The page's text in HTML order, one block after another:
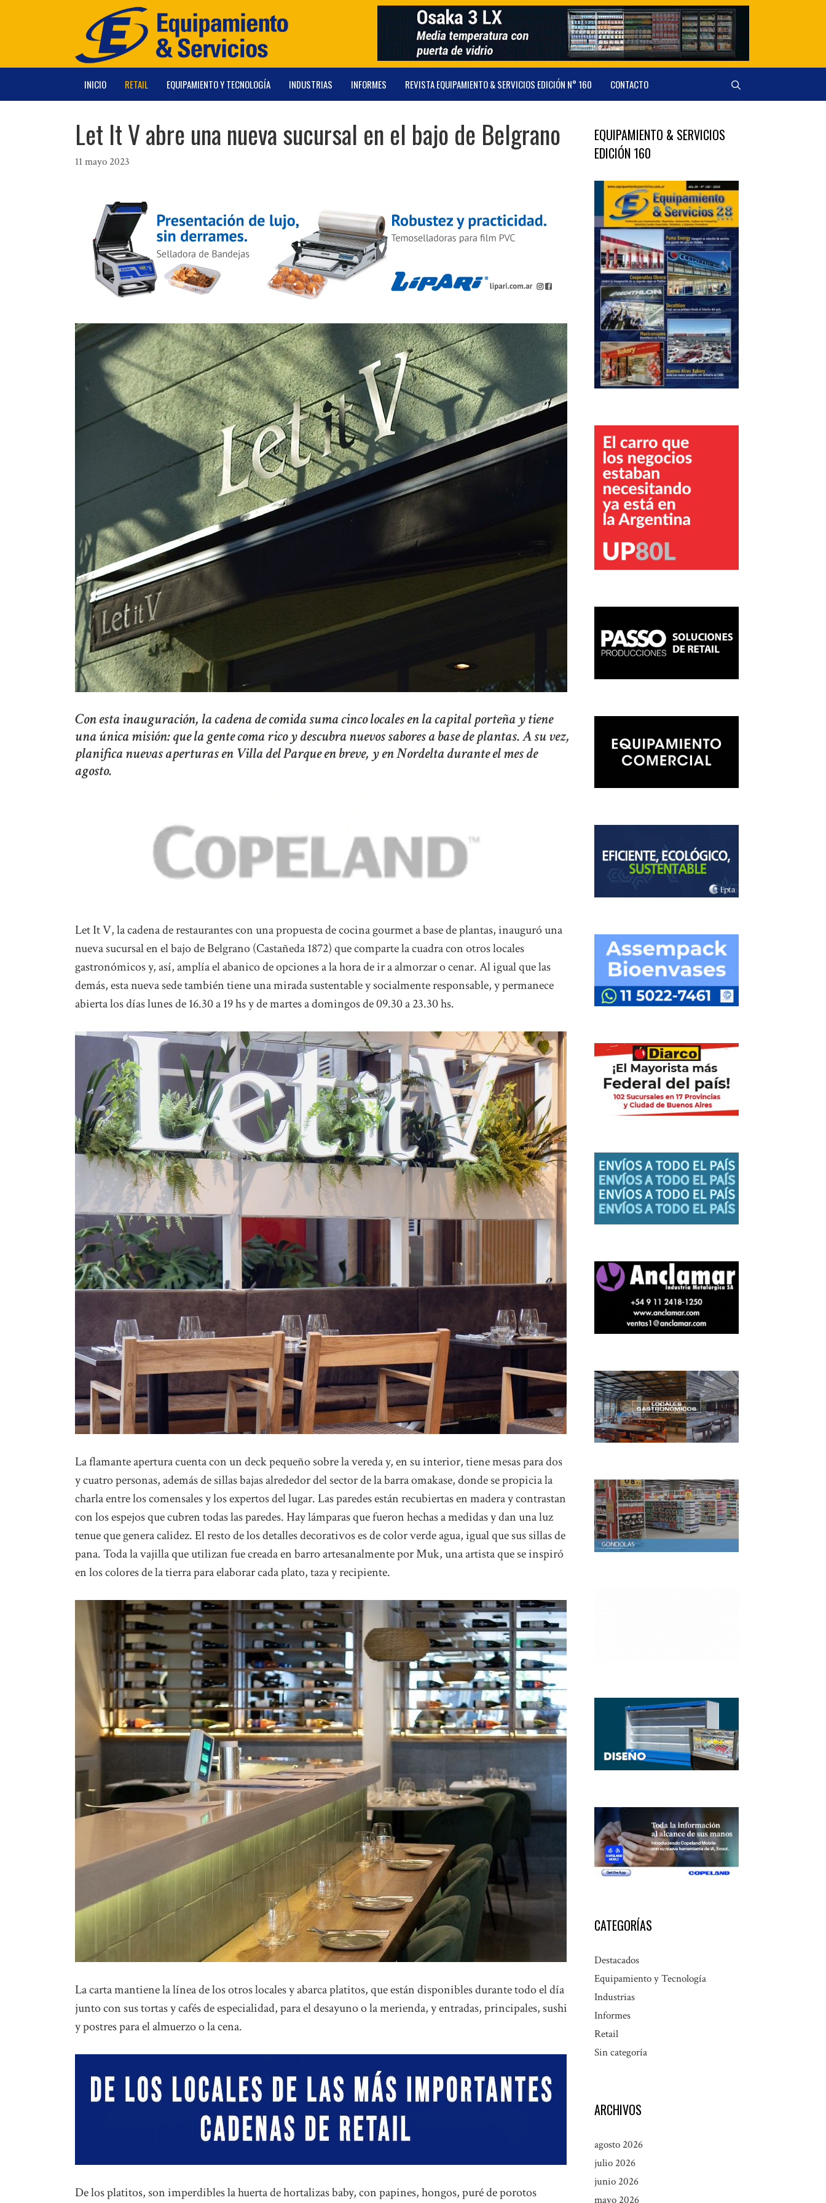
INICIO RETAIL EQUIPAMIENTO Y TECNOLOGÍA INDUSTRIAS INFORMES REVISTA EQUIPAMIENTO & SERVICIOS EDICIÓN N° 160 CONTACTO
Let It V abre una nueva sucursal en el bajo de Belgrano
11 mayo 2023
Con esta inauguración, la cadena de comida suma cinco locales en la capital porteña y tiene
una única misión: que la gente coma rico y descubra nuevos sabores a base de plantas. A su vez,
planifica nuevas aperturas en Villa del Parque en breve, y en Nordelta durante el mes de
agosto.
Let It V, la cadena de restaurantes con una propuesta de cocina gourmet a base de plantas, inauguró una
nueva sucursal en el bajo de Belgrano (Castañeda 1872) que comparte la cuadra con otros locales
gastronómicos y, así, amplía el abanico de opciones a la hora de ir a almorzar o cenar. Al igual que las
demás, esta nueva sede también tiene una mirada sustentable y socialmente responsable, y permanece
abierta los días lunes de 16.30 a 19 hs y de martes a domingos de 09.30 a 23.30 hs.
La flamante apertura cuenta con un deck pequeño sobre la vereda y, en su interior, tiene mesas para dos
y cuatro personas, además de sillas bajas alrededor del sector de la barra omakase, donde se propicia la
charla entre los comensales y los expertos del lugar. Las paredes están recubiertas en madera y contrastan
con los espejos que cubren todas las paredes. Hay lámparas que fueron hechas a medidas y dan una luz
tenue que genera calidez. El resto de los detalles decorativos es de color verde agua, igual que sus sillas de
pana. Toda la vajilla que utilizan fue creada en barro artesanalmente por Muk, una artista que se inspiró
en los colores de la tierra para elaborar cada plato, taza y recipiente.
La carta mantiene la línea de los otros locales y abarca platitos, que están disponibles durante todo el día
junto con sus tortas y cafés de especialidad, para el desayuno o la merienda, y entradas, principales, sushi
y postres para el almuerzo o la cena.
De los platitos, son imperdibles la huerta de hortalizas baby, con papines, hongos, puré de porotos
EQUIPAMIENTO & SERVICIOS
EDICIÓN 160
CATEGORÍAS
Destacados
Equipamiento y Tecnología
Industrias
Informes
Retail
Sin categoría
ARCHIVOS
agosto 2026
julio 2026
junio 2026
mayo 2026